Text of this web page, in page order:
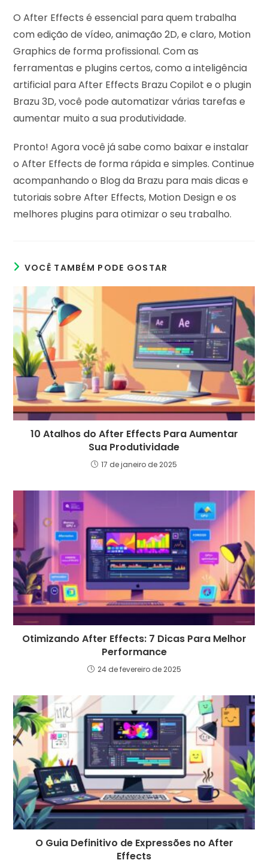
O After Effects é essencial para quem trabalha
com edição de vídeo, animação 2D, e claro, Motion
Graphics de forma profissional. Com as
ferramentas e plugins certos, como a inteligência
artificial para After Effects Brazu Copilot e o plugin
Brazu 3D, você pode automatizar várias tarefas e
aumentar muito a sua produtividade.
Pronto! Agora você já sabe como baixar e instalar
o After Effects de forma rápida e simples. Continue
acompanhando o Blog da Brazu para mais dicas e
tutoriais sobre After Effects, Motion Design e os
melhores plugins para otimizar o seu trabalho.
VOCÊ TAMBÉM PODE GOSTAR
10 Atalhos do After Effects Para Aumentar
Sua Produtividade
17 de janeiro de 2025
Otimizando After Effects: 7 Dicas Para Melhor
Performance
24 de fevereiro de 2025
O Guia Definitivo de Expressões no After
Effects